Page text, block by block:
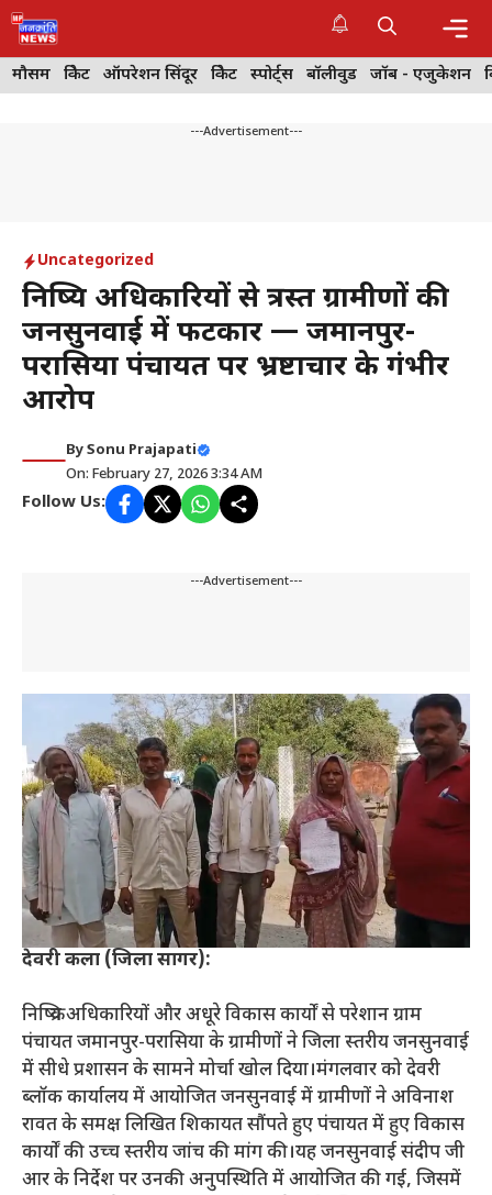
Skip
to
content
मौसम क्रिकेट ऑपरेशन सिंदूर क्रिकेट स्पोर्ट्स बॉलीवुड जॉब - एजुकेशन
---Advertisement---
Uncategorized
निष्क्रिय अधिकारियों से त्रस्त ग्रामीणों की
जनसुनवाई में फटकार — जमानपुर-
परासिया पंचायत पर भ्रष्टाचार के गंभीर
आरोप
BySonu Prajapati
On: February 27, 2026 3:34 AM
Follow Us:
---Advertisement---
देवरी कला (जिला सागर):
निष्क्रिय अधिकारियों और अधूरे विकास कार्यों से परेशान ग्राम
पंचायत जमानपुर-परासिया के ग्रामीणों ने जिला स्तरीय जनसुनवाई
में सीधे प्रशासन के सामने मोर्चा खोल दिया।मंगलवार को देवरी
ब्लॉक कार्यालय में आयोजित जनसुनवाई में ग्रामीणों ने अविनाश
रावत के समक्ष लिखित शिकायत सौंपते हुए पंचायत में हुए विकास
कार्यों की उच्च स्तरीय जांच की मांग की।यह जनसुनवाई संदीप जी
आर के निर्देश पर उनकी अनुपस्थिति में आयोजित की गई, जिसमें